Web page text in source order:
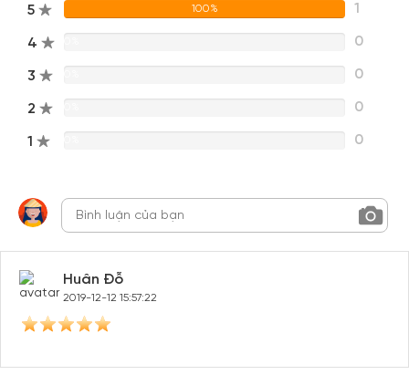
5 100% 1
4 0
3 0
2 0
1 0
Huân Đỗ
2019-12-12 15:57:22